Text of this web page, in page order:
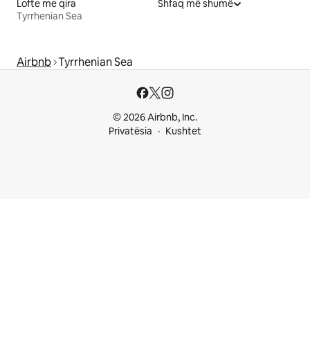
Lofte me qira
Tyrrhenian Sea
Shfaq më shumë
Airbnb Tyrrhenian Sea
© 2026 Airbnb, Inc.
Privatësia
Kushtet